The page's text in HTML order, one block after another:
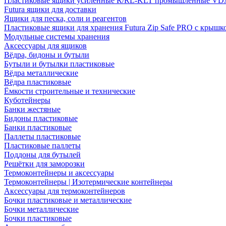
Futura ящики для доставки
Ящики для песка, соли и реагентов
Пластиковые ящики для хранения Futura Zip Safe PRO с
Модульные системы хранения
Аксессуары для ящиков
Вёдра, бидоны и бутыли
Бутыли и бутылки пластиковые
Вёдра металлические
Вёдра пластиковые
Ёмкости строительные и технические
Куботейнеры
Банки жестяные
Бидоны пластиковые
Банки пластиковые
Паллеты пластиковые
Пластиковые паллеты
Поддоны для бутылей
Решётки для заморозки
Термоконтейнеры и аксессуары
Термоконтейнеры | Изотермические контейнеры
Аксессуары для термоконтейнеров
Бочки пластиковые и металлические
Бочки металлические
Бочки пластиковые